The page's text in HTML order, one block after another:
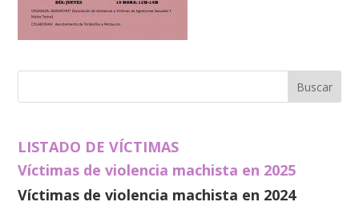
LISTADO DE VÍCTIMAS
Víctimas de violencia machista en 2025
Víctimas de violencia machista en 2024